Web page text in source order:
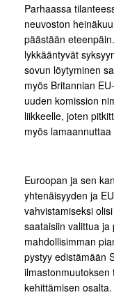
Parhaassa
neuvoston
päästään
lykkääntyvät
sovun löytyminen
myös Britannian
uuden komission
liikkeelle, joten
myös
Euroopan ja sen
yhtenäisyyden ja
vahvistamiseksi
saataisiin valittua
mahdollisimman
pystyy edistämään
ilmastonmuutoksen
kehittämisen osalta.